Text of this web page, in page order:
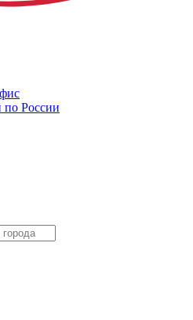
по России